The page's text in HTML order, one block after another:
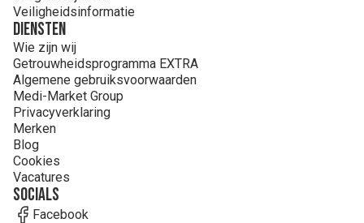
Veiligheidsinformatie
Diensten
Wie zijn wij
Getrouwheidsprogramma EXTRA
Algemene gebruiksvoorwaarden
Medi-Market Group
Privacyverklaring
Merken
Blog
Cookies
Vacatures
Socials
Facebook